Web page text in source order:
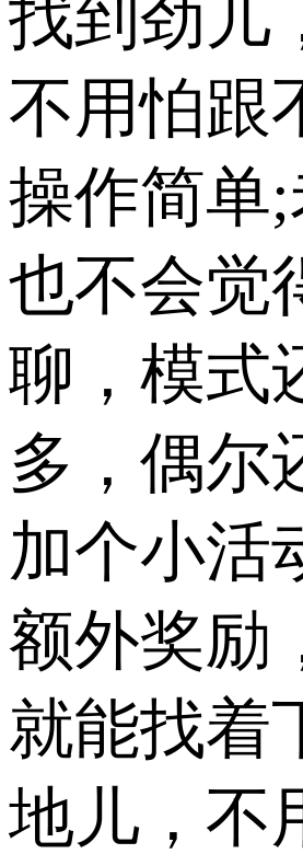
找到劲儿
不用怕跟
操作简单
也不会觉
聊，模式
多，偶尔
加个小活
额外奖励
就能找着
地儿，不